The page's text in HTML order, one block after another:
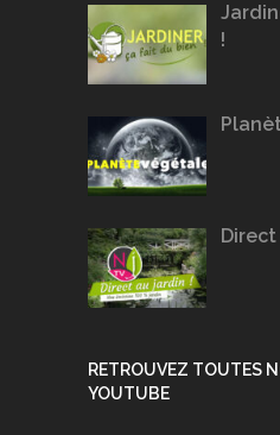
!
RETROUVEZ TOUTES
YOUTUBE